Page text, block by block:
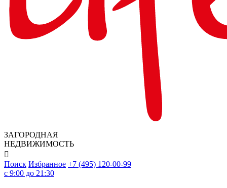
ЗАГОРОДНАЯ
НЕДВИЖИМОСТЬ

Поиск Избранное +7 (495) 120-00-99
c 9:00 до 21:30